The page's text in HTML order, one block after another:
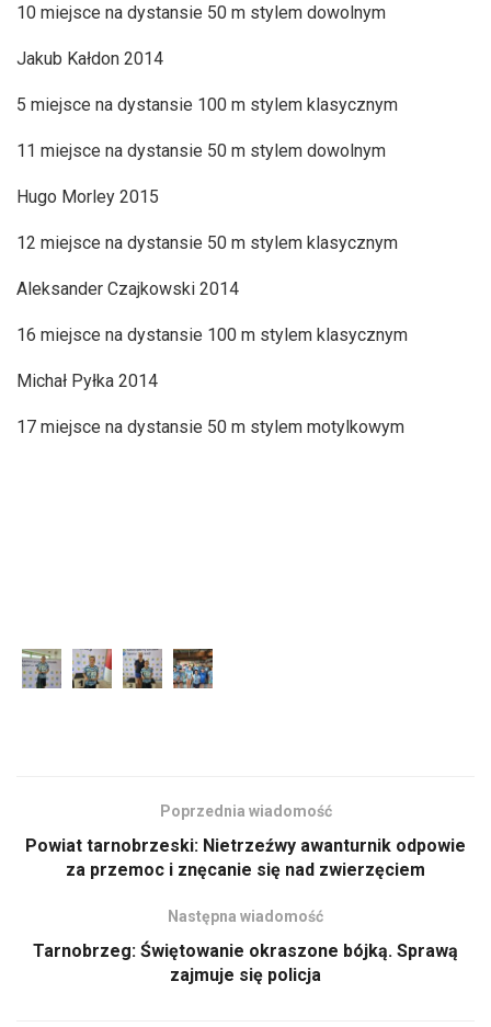
10 miejsce na dystansie 50 m stylem dowolnym
Jakub Kałdon 2014
5 miejsce na dystansie 100 m stylem klasycznym
11 miejsce na dystansie 50 m stylem dowolnym
Hugo Morley 2015
12 miejsce na dystansie 50 m stylem klasycznym
Aleksander Czajkowski 2014
16 miejsce na dystansie 100 m stylem klasycznym
Michał Pyłka 2014
17 miejsce na dystansie 50 m stylem motylkowym
Poprzednia wiadomość
Powiat tarnobrzeski: Nietrzeźwy awanturnik odpowie
za przemoc i znęcanie się nad zwierzęciem
Następna wiadomość
Tarnobrzeg: Świętowanie okraszone bójką. Sprawą
zajmuje się policja